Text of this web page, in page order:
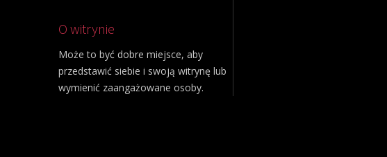
O witrynie
Może to być dobre miejsce, aby
przedstawić siebie i swoją witrynę lub
wymienić zaangażowane osoby.